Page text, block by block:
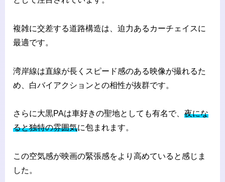
複雑に交差する道路構造は、迫力あるカーチェイスに
最適です。
湾岸線は直線が長くスピード感のある映像が撮れるた
め、白バイアクションとの相性が抜群です。
さらに大黒PAは車好きの聖地としても有名で、 夜にな
ると独特の雰囲気に包まれます。
この空気感が映画の緊張感をより高めていると感じま
した。